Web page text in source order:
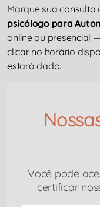
Marque sua
psicólogo para
online ou presencial
clicar no horário
estará dado.
Você pode
certificar